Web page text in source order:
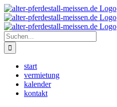
Zum
Inhalt
springen
Instagram
Suche
nach:
start
vermietung
kalender
kontakt